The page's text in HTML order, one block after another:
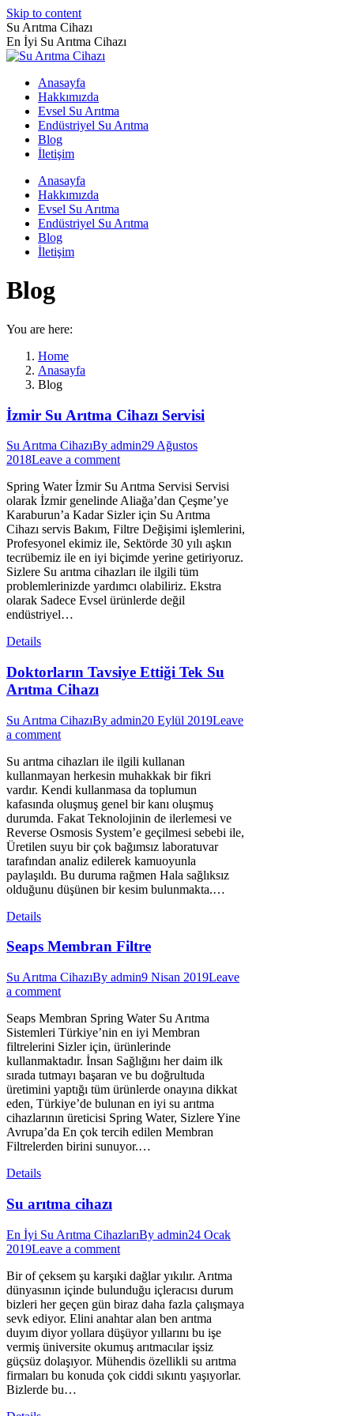
Skip to content
Su Arıtma Cihazı
En İyi Su Arıtma Cihazı
Anasayfa
Hakkımızda
Evsel Su Arıtma
Endüstriyel Su Arıtma
Blog
İletişim
Anasayfa
Hakkımızda
Evsel Su Arıtma
Endüstriyel Su Arıtma
Blog
İletişim
Blog
You are here:
Home
Anasayfa
Blog
İzmir Su Arıtma Cihazı Servisi
Su Arıtma CihazıBy admin29 Ağustos
2018Leave a comment
Spring Water İzmir Su Arıtma Servisi Servisi
olarak İzmir genelinde Aliağa’dan Çeşme’ye
Karaburun’a Kadar Sizler için Su Arıtma
Cihazı servis Bakım, Filtre Değişimi işlemlerini,
Profesyonel ekimiz ile, Sektörde 30 yılı aşkın
tecrübemiz ile en iyi biçimde yerine getiriyoruz.
Sizlere Su arıtma cihazları ile ilgili tüm
problemlerinizde yardımcı olabiliriz. Ekstra
olarak Sadece Evsel ürünlerde değil
endüstriyel…
Details
Doktorların Tavsiye Ettiği Tek Su
Arıtma Cihazı
Su Arıtma CihazıBy admin20 Eylül 2019Leave
a comment
Su arıtma cihazları ile ilgili kullanan
kullanmayan herkesin muhakkak bir fikri
vardır. Kendi kullanmasa da toplumun
kafasında oluşmuş genel bir kanı oluşmuş
durumda. Fakat Teknolojinin de ilerlemesi ve
Reverse Osmosis System’e geçilmesi sebebi ile,
Üretilen suyu bir çok bağımsız laboratuvar
tarafından analiz edilerek kamuoyunla
paylaşıldı. Bu duruma rağmen Hala sağlıksız
olduğunu düşünen bir kesim bulunmakta.…
Details
Seaps Membran Filtre
Su Arıtma CihazıBy admin9 Nisan 2019Leave
a comment
Seaps Membran Spring Water Su Arıtma
Sistemleri Türkiye’nin en iyi Membran
filtrelerini Sizler için, ürünlerinde
kullanmaktadır. İnsan Sağlığını her daim ilk
sırada tutmayı başaran ve bu doğrultuda
üretimini yaptığı tüm ürünlerde onayına dikkat
eden, Türkiye’de bulunan en iyi su arıtma
cihazlarının üreticisi Spring Water, Sizlere Yine
Avrupa’da En çok tercih edilen Membran
Filtrelerden birini sunuyor.…
Details
Su arıtma cihazı
En İyi Su Arıtma CihazlarıBy admin24 Ocak
2019Leave a comment
Bir of çeksem şu karşıki dağlar yıkılır. Arıtma
dünyasının içinde bulunduğu içleracısı durum
bizleri her geçen gün biraz daha fazla çalışmaya
sevk ediyor. Elini anahtar alan ben arıtma
duyım diyor yollara düşüyor yıllarını bu işe
vermiş üniversite okumuş arıtmacılar işsiz
güçsüz dolaşıyor. Mühendis özellikli su arıtma
firmaları bu konuda çok ciddi sıkıntı yaşıyorlar.
Bizlerde bu…